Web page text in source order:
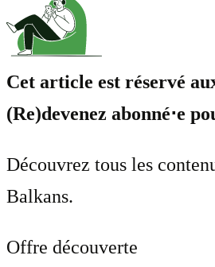
Cet article est réservé
(Re)devenez abonné⋅e
Découvrez tous les
Balkans.
Offre découverte